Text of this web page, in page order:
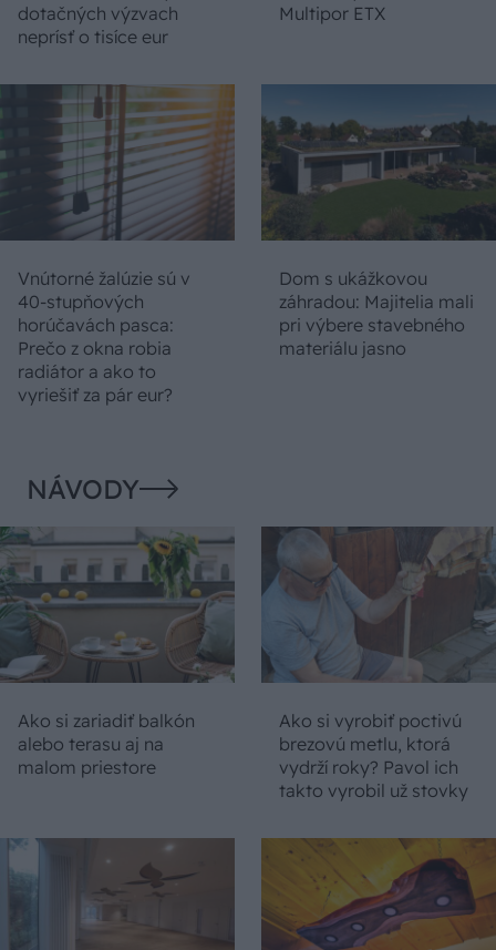
dotačných výzvach
neprísť o tisíce eur
Multipor ETX
Vnútorné žalúzie sú v
40-stupňových
horúčavách pasca:
Prečo z okna robia
radiátor a ako to
vyriešiť za pár eur?
Dom s ukážkovou
záhradou: Majitelia mali
pri výbere stavebného
materiálu jasno
NÁVODY
Ako si zariadiť balkón
alebo terasu aj na
malom priestore
Ako si vyrobiť poctivú
brezovú metlu, ktorá
vydrží roky? Pavol ich
takto vyrobil už stovky